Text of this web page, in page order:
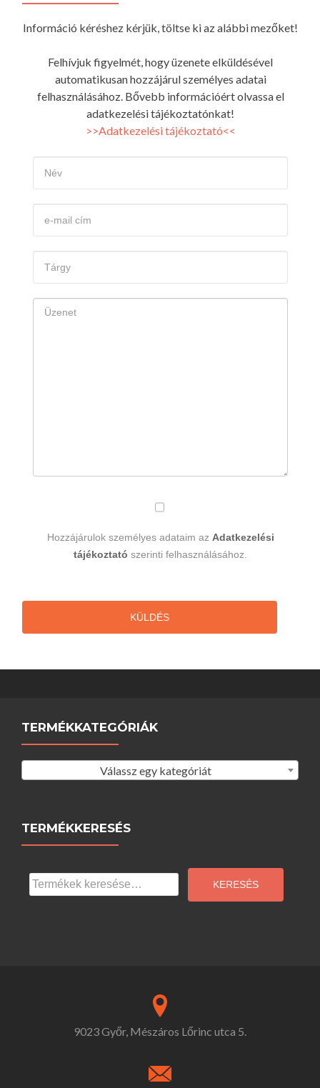
Információ kéréshez kérjük, töltse ki az alábbi mezőket!
Felhívjuk figyelmét, hogy üzenete elküldésével
automatikusan hozzájárul személyes adatai
felhasználásához. Bővebb információért olvassa el
adatkezelési tájékoztatónkat!
>>Adatkezelési tájékoztató<<
Hozzájárulok személyes adataim az Adatkezelési
tájékoztató szerinti felhasználásához.
KÜLDÉS
TERMÉKKATEGÓRIÁK
Válassz egy kategóriát
TERMÉKKERESÉS
a
következőre:
KERESÉS
9023 Győr, Mészáros Lőrinc utca 5.